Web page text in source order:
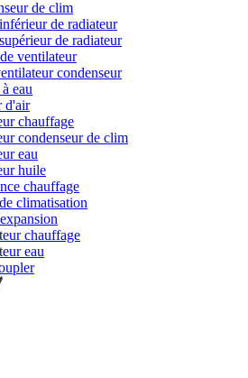
de clim
de radiateur
de radiateur
ventilateur
condenseur
eau
d'air
chauffage
condenseur de clim
eau
huile
chauffage
climatisation
chauffage
eau